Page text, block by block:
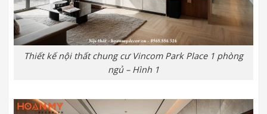
Thiết kế nội thất chung cư Vincom Park Place 1 phòng
ngủ – Hình 1